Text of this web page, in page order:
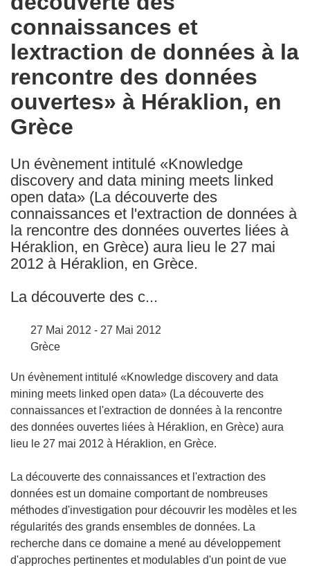
languages:
connaissances et
lextraction de données à la
rencontre des données
ouvertes» à Héraklion, en
Grèce
Un évènement intitulé «Knowledge
discovery and data mining meets linked
open data» (La découverte des
connaissances et l'extraction de données à
la rencontre des données ouvertes liées à
Héraklion, en Grèce) aura lieu le 27 mai
2012 à Héraklion, en Grèce.
La découverte des c...
27 Mai 2012 - 27 Mai 2012
Grèce
Un évènement intitulé «Knowledge discovery and data
mining meets linked open data» (La découverte des
connaissances et l'extraction de données à la rencontre
des données ouvertes liées à Héraklion, en Grèce) aura
lieu le 27 mai 2012 à Héraklion, en Grèce.
La découverte des connaissances et l'extraction des
données est un domaine comportant de nombreuses
méthodes d'investigation pour découvrir les modèles et les
régularités des grands ensembles de données. La
recherche dans ce domaine a mené au développement
d'approches pertinentes et modulables d'un point de vue